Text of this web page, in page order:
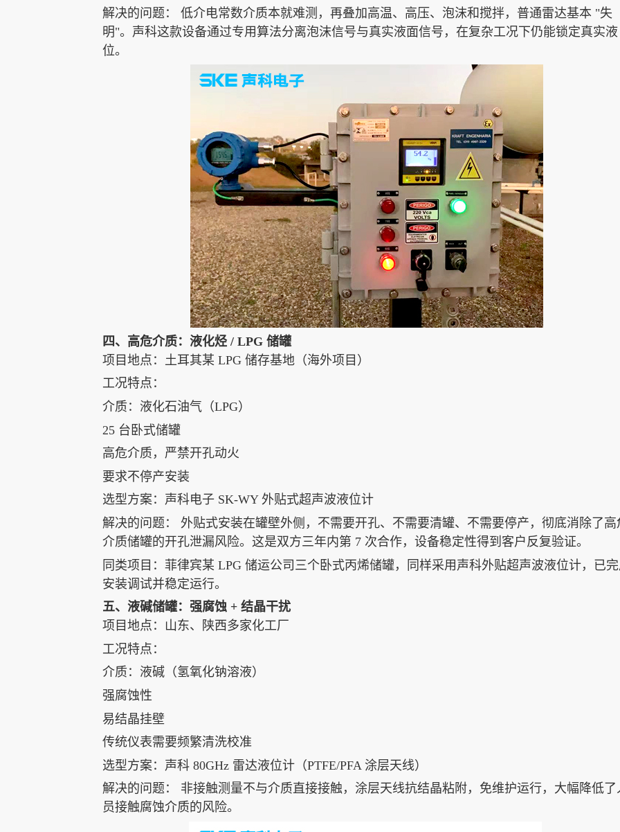
解决的问题： 低介电常数介质本就难测，再叠加高温、高压、泡沫和搅拌，普通雷达基本 "失
明"。声科这款设备通过专用算法分离泡沫信号与真实液面信号，在复杂工况下仍能锁定真实液
位。
四、高危介质：液化烃 / LPG 储罐
项目地点：土耳其某 LPG 储存基地（海外项目）
工况特点：
介质：液化石油气（LPG）
25 台卧式储罐
高危介质，严禁开孔动火
要求不停产安装
选型方案：声科电子 SK-WY 外贴式超声波液位计
解决的问题： 外贴式安装在罐壁外侧，不需要开孔、不需要清罐、不需要停产，彻底消除了高
介质储罐的开孔泄漏风险。这是双方三年内第 7 次合作，设备稳定性得到客户反复验证。
同类项目：菲律宾某 LPG 储运公司三个卧式丙烯储罐，同样采用声科外贴超声波液位计，已
安装调试并稳定运行。
五、液碱储罐：强腐蚀 + 结晶干扰
项目地点：山东、陕西多家化工厂
工况特点：
介质：液碱（氢氧化钠溶液）
强腐蚀性
易结晶挂壁
传统仪表需要频繁清洗校准
选型方案：声科 80GHz 雷达液位计（PTFE/PFA 涂层天线）
解决的问题： 非接触测量不与介质直接接触，涂层天线抗结晶粘附，免维护运行，大幅降低了
员接触腐蚀介质的风险。